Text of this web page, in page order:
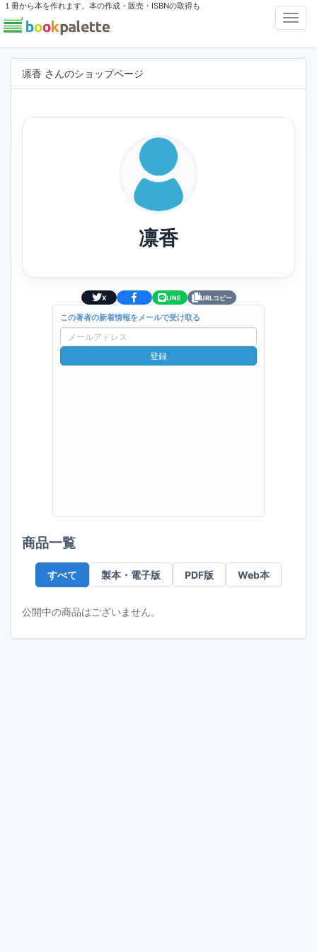
１冊から本を作れます。本の作成・販売・ISBNの取得も
凛香 さんのショップページ
凛香
X LINE URLコピー
この著者の新着情報をメールで受け取る
ー
ル
登録
商品一覧
すべて 製本・電子版 PDF版 Web本
公開中の商品はございません。